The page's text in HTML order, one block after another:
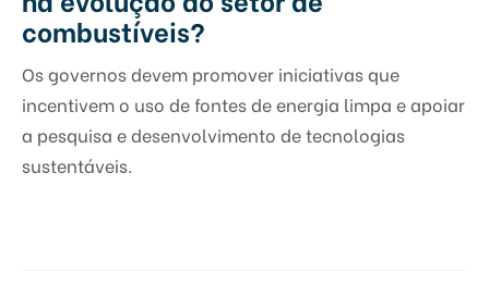
combustíveis?
Os governos devem promover iniciativas que
incentivem o uso de fontes de energia limpa e apoiar
a pesquisa e desenvolvimento de tecnologias
sustentáveis.